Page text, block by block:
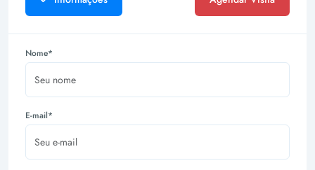
Nome*
E-mail*